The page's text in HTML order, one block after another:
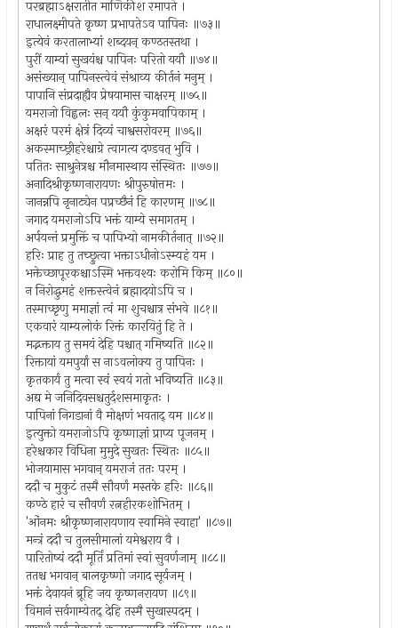
परब्रह्माऽक्षरातीत माणिकीश रमापते ।
राधालक्ष्मीपते कृष्ण प्रभापतेऽव पापिनः ॥७३॥
इत्येवं करतालाभ्यां शब्दयन् कण्ठतस्तथा ।
पुरीं याम्यां सुखयंश्च पापिनः परितो ययौ ॥७४॥
असंख्यान् पापिनस्त्वेवं संश्राव्य कीर्तनं मनुम् ।
पापानि संप्रदाह्यैव प्रेषयामास चाक्षरम् ॥७५॥
यमराजो विह्वलः सन् ययौ कुंकुमवापिकाम् ।
अक्षरं परमं क्षेत्रं दिव्यं चाश्वसरोवरम् ॥७६॥
अकस्माच्छ्रीहरेश्चाग्रे त्वागत्य दण्डवत् भुवि ।
पतितः साश्रुनेत्रश्च मौनमास्थाय संस्थितः ॥७७॥
अनादिश्रीकृष्णनारायणः श्रीपुरुषोत्तमः ।
जानन्नपि नृनाट्येन पप्रच्छैनं हि कारणम् ॥७८॥
जगाद यमराजोऽपि भक्तं याम्ये समागतम् ।
अर्पयन्तं प्रमुक्तिं च पापिभ्यो नामकीर्तनात् ॥७२॥
हरिः प्राह तु तच्छ्रुत्वा भक्ताऽधीनोऽस्म्यहं यम ।
भक्तेच्छापूरकश्चाऽस्मि भक्तवश्यः करोमि किम् ॥८०॥
न निरोद्धुमहं शक्तस्त्वेनं ब्रह्मादयोऽपि च ।
तस्माच्छृणु ममाज्ञां त्वं मा शुचश्चात्र संभवे ॥८१॥
एकवारं याम्यलोकं रिक्तं कारयितुं हि ते ।
मद्भक्ताय तु समयं देहि पश्चात् गमिष्यति ॥८२॥
रिक्तायां यमपुर्यां स नाऽवलोक्य तु पापिनः ।
कृतकार्यं तु मत्वा स्वं स्वयं गतो भविष्यति ॥८३॥
अद्य मे जनिदिवसश्चतुर्दशसमाकृतः ।
पापिनां निगडानां वै मोक्षणं भवताद् यम ॥८४॥
इत्युक्तो यमराजोऽपि कृष्णाज्ञां प्राप्य पूजनम् ।
हरेश्चकार विधिना मुमुदे सुखतः स्थितः ॥८५॥
भोजयामास भगवान् यमराजं ततः परम् ।
ददौ च मुकुटं तस्मै सौवर्णं मस्तके हरिः ॥८६॥
कण्ठे हारं च सौवर्णं रत्नहीरकशोभितम् ।
'ओंनमः श्रीकृष्णनारायणाय स्वामिने स्वाहा' ॥८७॥
मन्त्रं ददौ च तुलसीमालां यमेश्वराय वै ।
पारितोष्यं ददौ मूर्तिं प्रतिमां स्वां सुवर्णजाम् ॥८८॥
ततश्च भगवान् बालकृष्णो जगाद सूर्यजम् ।
भक्तं देवायनं ब्रूहि जय कृष्णनरायण ॥८९॥
विमानं सर्वगाम्येतद् देहि तस्मै सुखास्पदम् ।